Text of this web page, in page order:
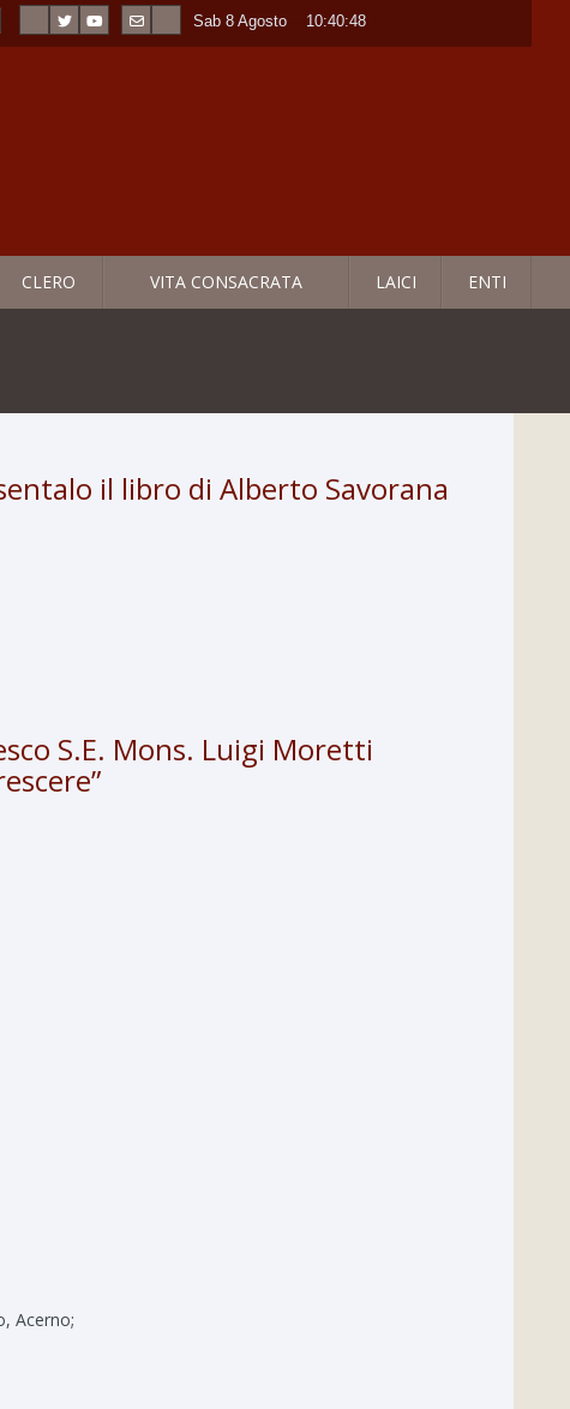
Sab 8 Agosto 10:40:49
CLERO VITA CONSACRATA LAICI ENTI
il libro di Alberto Savorana
S.E. Mons. Luigi Moretti
Acerno;